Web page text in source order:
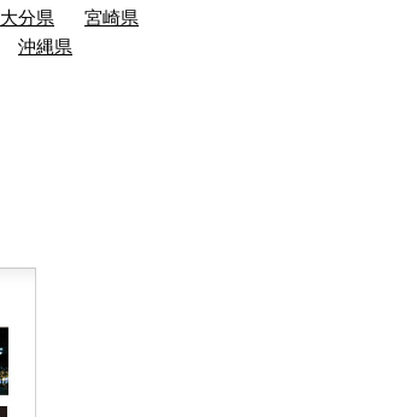
大分県
宮崎県
沖縄県